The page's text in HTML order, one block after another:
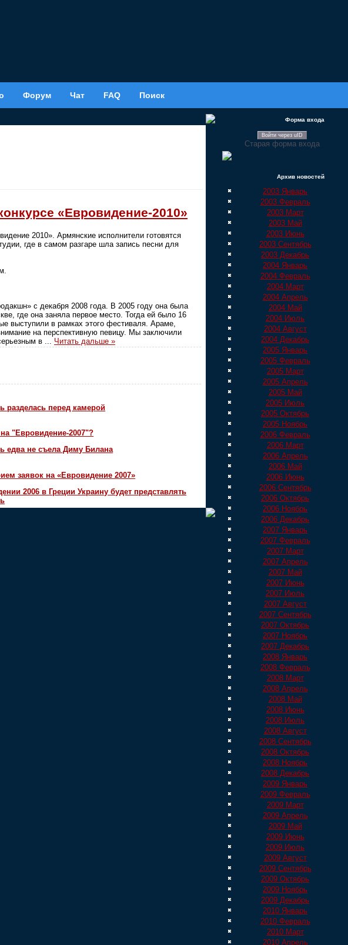
Форум Чат FAQ Поиск
«Евровидение-2010»
2010». Армянские исполнители готовятся
где в самом разгаре шла запись песни для
с декабря 2008 года. В 2005 году она была
где она заняла первое место. Тогда ей было 16
выступили в рамках этого фестиваля. Араме,
на перспективную певицу. Мы заключили
в ... Читать дальше »
разделась перед камерой
на "Евровидение-2007"?
едва не съела Диму Билана
заявок на «Евровидение 2007»
2006 в Греции Украину будет представлять
Форма входа
Войти через uID
Старая форма входа
Архив новостей
2003 Январь
2003 Февраль
2003 Март
2003 Май
2003 Июнь
2003 Сентябрь
2003 Декабрь
2004 Январь
2004 Февраль
2004 Март
2004 Апрель
2004 Май
2004 Июль
2004 Август
2004 Декабрь
2005 Январь
2005 Февраль
2005 Март
2005 Апрель
2005 Май
2005 Июль
2005 Октябрь
2005 Ноябрь
2006 Февраль
2006 Март
2006 Апрель
2006 Май
2006 Июнь
2006 Сентябрь
2006 Октябрь
2006 Ноябрь
2006 Декабрь
2007 Январь
2007 Февраль
2007 Март
2007 Апрель
2007 Май
2007 Июнь
2007 Июль
2007 Август
2007 Сентябрь
2007 Октябрь
2007 Ноябрь
2007 Декабрь
2008 Январь
2008 Февраль
2008 Март
2008 Апрель
2008 Май
2008 Июнь
2008 Июль
2008 Август
2008 Сентябрь
2008 Октябрь
2008 Ноябрь
2008 Декабрь
2009 Январь
2009 Февраль
2009 Март
2009 Апрель
2009 Май
2009 Июнь
2009 Июль
2009 Август
2009 Сентябрь
2009 Октябрь
2009 Ноябрь
2009 Декабрь
2010 Январь
2010 Февраль
2010 Март
2010 Апрель